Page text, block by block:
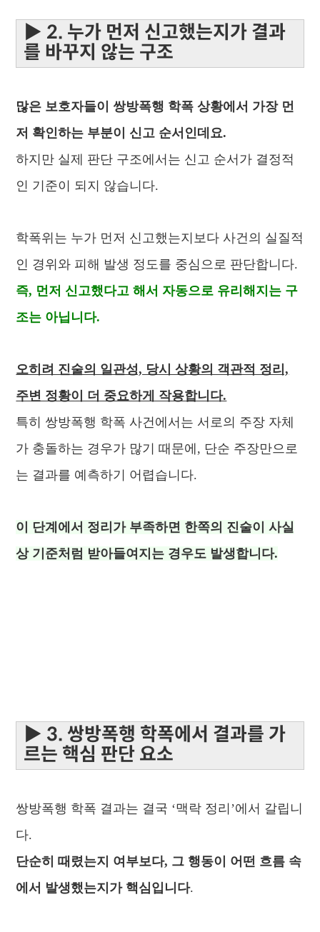
▶ 2. 누가 먼저 신고했는지가 결과
를 바꾸지 않는 구조
많은 보호자들이 쌍방폭행 학폭 상황에서 가장 먼
저 확인하는 부분이 신고 순서인데요.
하지만 실제 판단 구조에서는 신고 순서가 결정적
인 기준이 되지 않습니다.
학폭위는 누가 먼저 신고했는지보다 사건의 실질적
인 경위와 피해 발생 정도를 중심으로 판단합니다.
즉, 먼저 신고했다고 해서 자동으로 유리해지는 구
조는 아닙니다.
오히려 진술의 일관성, 당시 상황의 객관적 정리,
주변 정황이 더 중요하게 작용합니다.
특히 쌍방폭행 학폭 사건에서는 서로의 주장 자체
가 충돌하는 경우가 많기 때문에, 단순 주장만으로
는 결과를 예측하기 어렵습니다.
이 단계에서 정리가 부족하면 한쪽의 진술이 사실
상 기준처럼 받아들여지는 경우도 발생합니다.
▶ 3. 쌍방폭행 학폭에서 결과를 가
르는 핵심 판단 요소
쌍방폭행 학폭 결과는 결국 ‘맥락 정리’에서 갈립니
다.
단순히 때렸는지 여부보다, 그 행동이 어떤 흐름 속
에서 발생했는지가 핵심입니다.